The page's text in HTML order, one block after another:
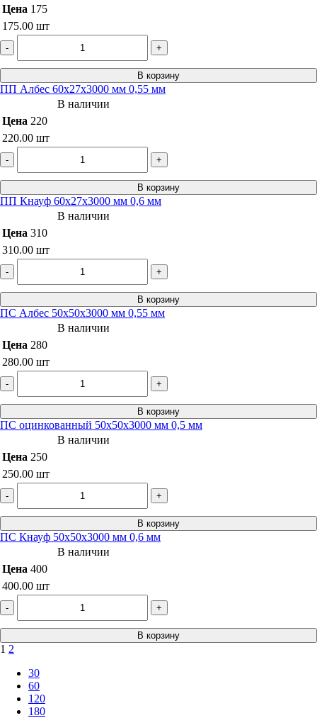
Цена 175
175.00 шт
- +
В корзину
ПП Албес 60х27х3000 мм 0,55 мм
В наличии
Цена 220
220.00 шт
- +
В корзину
ПП Кнауф 60х27х3000 мм 0,6 мм
В наличии
Цена 310
310.00 шт
- +
В корзину
ПС Албес 50х50х3000 мм 0,55 мм
В наличии
Цена 280
280.00 шт
- +
В корзину
ПС оцинкованный 50х50х3000 мм 0,5 мм
В наличии
Цена 250
250.00 шт
- +
В корзину
ПС Кнауф 50х50х3000 мм 0,6 мм
В наличии
Цена 400
400.00 шт
- +
В корзину
1 2
30
60
120
180